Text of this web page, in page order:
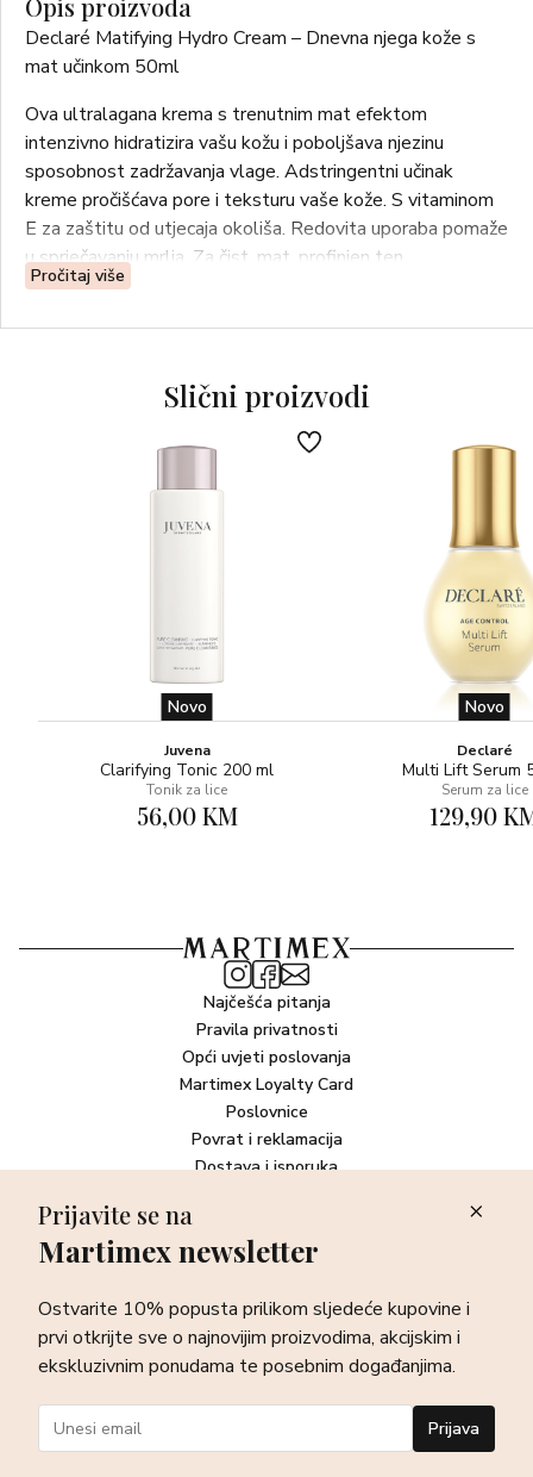
Opis proizvoda
Declaré Matifying Hydro Cream – Dnevna njega kože s
mat učinkom 50ml
Ova ultralagana krema s trenutnim mat efektom
intenzivno hidratizira vašu kožu i poboljšava njezinu
sposobnost zadržavanja vlage. Adstringentni učinak
kreme pročišćava pore i teksturu vaše kože. S vitaminom
E za zaštitu od utjecaja okoliša. Redovita uporaba pomaže
u sprječavanju mrlja. Za čist, mat, profinjen ten.
Pročitaj više
Slični proizvodi
Novo
Juvena
Clarifying Tonic 200 ml
Tonik za lice
56,00 KM
Novo
Declaré
Multi Lift Serum
Serum za lice
129,90
Najčešća pitanja
Pravila privatnosti
Opći uvjeti poslovanja
Martimex Loyalty Card
Poslovnice
Povrat i reklamacija
Dostava i isporuka
Newsletter
sve o najnovijim proizvodima, akcijskim i ekskluzivnim
ponudama te posebnim događanjima.
Prijava
Prijavite se na
Martimex newsletter
Ostvarite 10% popusta prilikom sljedeće kupovine i
prvi otkrijte sve o najnovijim proizvodima, akcijskim i
ekskluzivnim ponudama te posebnim događanjima.
Prijava